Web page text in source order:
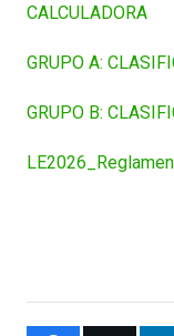
CALCULADORA
GRUPO A:
GRUPO B: